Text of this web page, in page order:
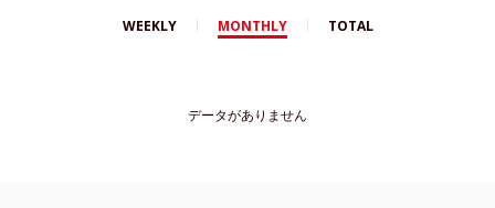
WEEKLY MONTHLY TOTAL
データがありません